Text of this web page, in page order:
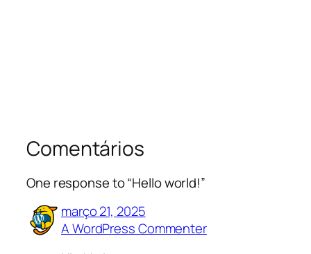
Comentários
One response to “Hello world!”
março 21, 2025
A WordPress Commenter